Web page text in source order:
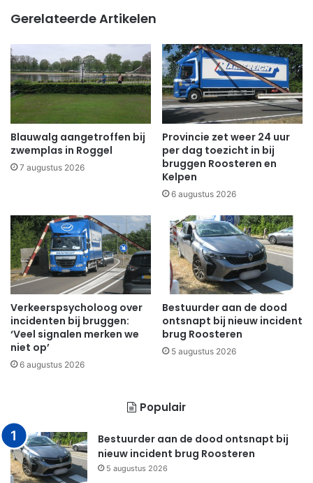
Gerelateerde Artikelen
Blauwalg aangetroffen bij
zwemplas in Roggel
7 augustus 2026
Provincie zet weer 24 uur
per dag toezicht in bij
bruggen Roosteren en
Kelpen
6 augustus 2026
Verkeerspsycholoog over
incidenten bij bruggen:
‘Veel signalen merken we
niet op’
6 augustus 2026
Bestuurder aan de dood
ontsnapt bij nieuw incident
brug Roosteren
5 augustus 2026
Populair
Bestuurder aan de dood ontsnapt bij
nieuw incident brug Roosteren
5 augustus 2026